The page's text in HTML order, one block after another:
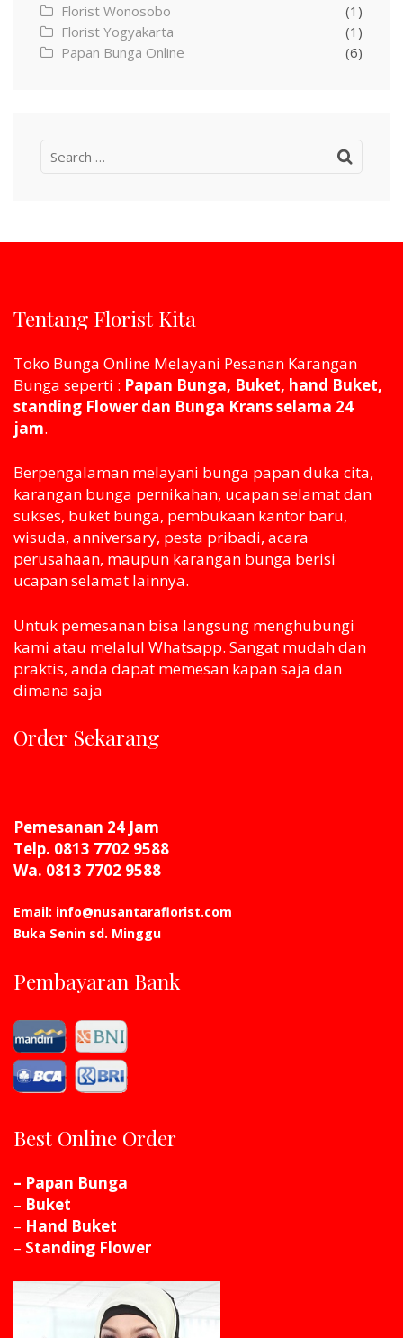
Florist Wonosobo
(1)
Florist Yogyakarta
(1)
Papan Bunga Online
(6)
Search
Tentang Florist Kita
Toko Bunga Online Melayani Pesanan Karangan
Bunga seperti : Papan Bunga, Buket, hand Buket,
standing Flower dan Bunga Krans selama 24
jam.
Berpengalaman melayani bunga papan duka cita,
karangan bunga pernikahan, ucapan selamat dan
sukses, buket bunga, pembukaan kantor baru,
wisuda, anniversary, pesta pribadi, acara
perusahaan, maupun karangan bunga berisi
ucapan selamat lainnya.
Untuk pemesanan bisa langsung menghubungi
kami atau melaluI Whatsapp. Sangat mudah dan
praktis, anda dapat memesan kapan saja dan
dimana saja
Order Sekarang
Pemesanan 24 Jam
Telp. 0813 7702 9588
Wa. 0813 7702 9588
Email: info@nusantaraflorist.com
Buka Senin sd. Minggu
Pembayaran Bank
Best Online Order
– Papan Bunga
– Buket
– Hand Buket
– Standing Flower